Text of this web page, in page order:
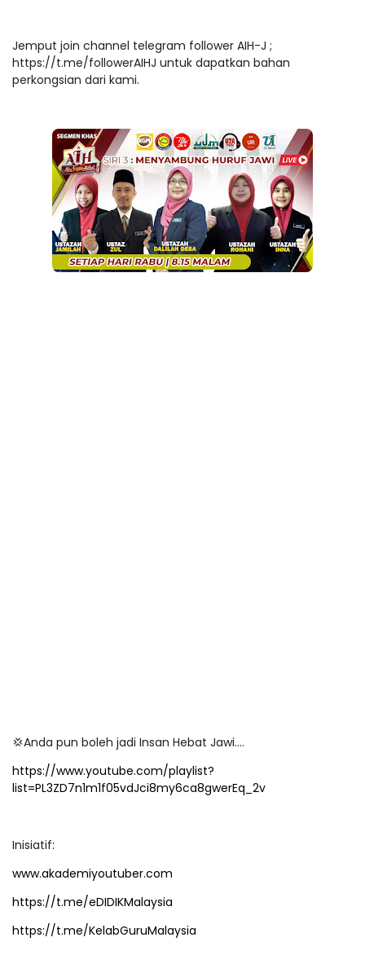
Jemput join channel telegram follower AIH-J ;
https://t.me/followerAIHJ untuk dapatkan bahan
perkongsian dari kami.
💢Anda pun boleh jadi Insan Hebat Jawi….
https://www.youtube.com/playlist?
list=PL3ZD7n1m1f05vdJci8my6ca8gwerEq_2v
Inisiatif:
www.akademiyoutuber.com
https://t.me/eDIDIKMalaysia
https://t.me/KelabGuruMalaysia